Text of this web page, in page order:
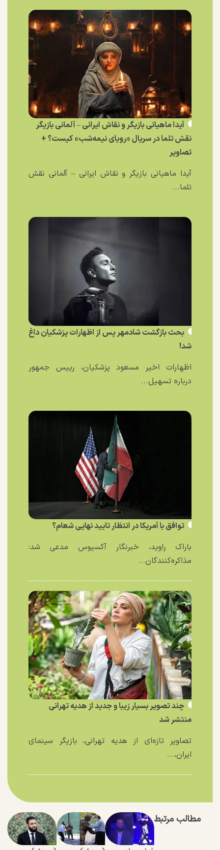
آیدا ماهیانی بازیگر و نقاش ایرانی – آلمانی بازیگر
نقش تلما در سریال «رویای نیمه‌شب» کیست؟ +
تصاویر
آیدا ماهیانی بازیگر و نقاش ایرانی – آلمانی نقش
تلما...
بحث بازگشت شادمهر پس از اظهارات پزشکیان داغ
شد!
اظهارات اخیر مسعود پزشکیان، رییس جمهور
درباره تسهیل...
توافق با آمریکا در انتظار تایید نهایی شعام؟
باراک راوید، خبرنگار آکسیوس مدعی شد:
مذاکره‌کنندگان...
چند تصویر بسیار زیبا و جدید از هدیه تهرانی
منتشر شد
تصاویر تازه‌ای از هدیه تهرانی، بازیگر سینمای
ایران،...
مطالب مرتبط